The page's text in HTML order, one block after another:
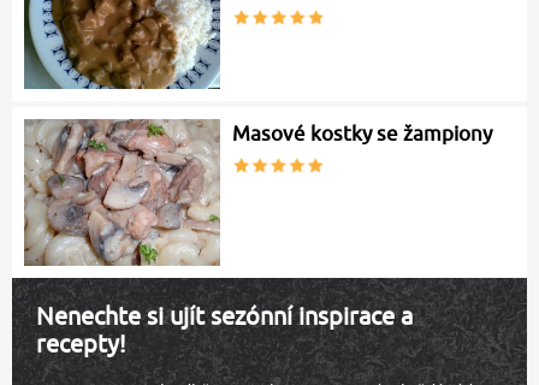
Masové kostky se žampiony
Nenechte si ujít sezónní inspirace a
recepty!